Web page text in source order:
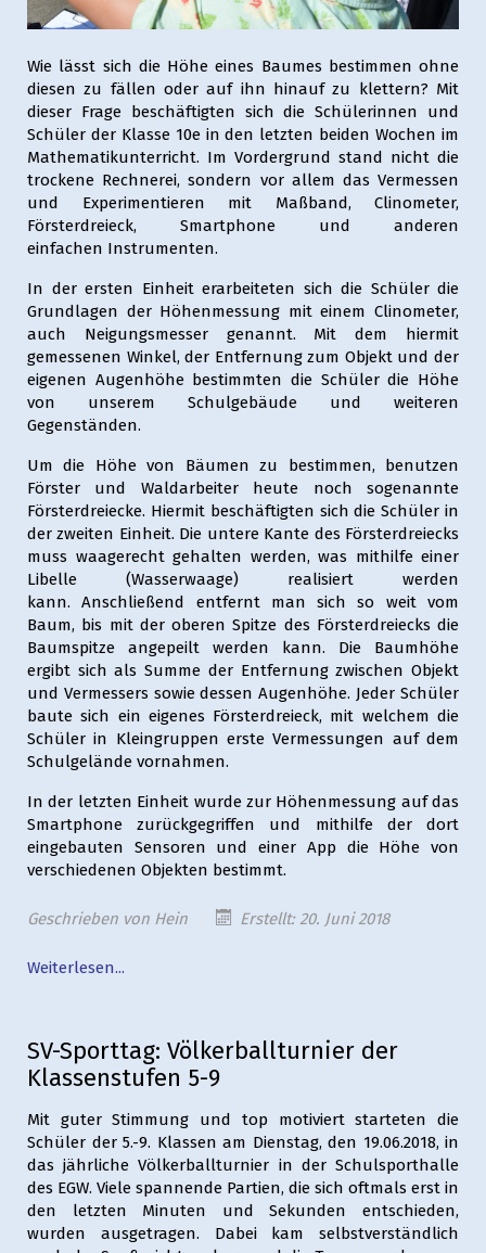
Wie lässt sich die Höhe eines Baumes bestimmen ohne
diesen zu fällen oder auf ihn hinauf zu klettern? Mit
dieser Frage beschäftigten sich die Schülerinnen und
Schüler der Klasse 10e in den letzten beiden Wochen im
Mathematikunterricht. Im Vordergrund stand nicht die
trockene Rechnerei, sondern vor allem das Vermessen
und Experimentieren mit Maßband, Clinometer,
Försterdreieck, Smartphone und anderen
einfachen Instrumenten.
In der ersten Einheit erarbeiteten sich die Schüler die
Grundlagen der Höhenmessung mit einem Clinometer,
auch Neigungsmesser genannt. Mit dem hiermit
gemessenen Winkel, der Entfernung zum Objekt und der
eigenen Augenhöhe bestimmten die Schüler die Höhe
von unserem Schulgebäude und weiteren
Gegenständen.
Um die Höhe von Bäumen zu bestimmen, benutzen
Förster und Waldarbeiter heute noch sogenannte
Försterdreiecke. Hiermit beschäftigten sich die Schüler in
der zweiten Einheit. Die untere Kante des Försterdreiecks
muss waagerecht gehalten werden, was mithilfe einer
Libelle (Wasserwaage) realisiert werden
kann. Anschließend entfernt man sich so weit vom
Baum, bis mit der oberen Spitze des Försterdreiecks die
Baumspitze angepeilt werden kann. Die Baumhöhe
ergibt sich als Summe der Entfernung zwischen Objekt
und Vermessers sowie dessen Augenhöhe. Jeder Schüler
baute sich ein eigenes Försterdreieck, mit welchem die
Schüler in Kleingruppen erste Vermessungen auf dem
Schulgelände vornahmen.
In der letzten Einheit wurde zur Höhenmessung auf das
Smartphone zurückgegriffen und mithilfe der dort
eingebauten Sensoren und einer App die Höhe von
verschiedenen Objekten bestimmt.
Geschrieben von Hein Erstellt: 20. Juni 2018
Weiterlesen...
SV-Sporttag: Völkerballturnier der
Klassenstufen 5-9
Mit guter Stimmung und top motiviert starteten die
Schüler der 5.-9. Klassen am Dienstag, den 19.06.2018, in
das jährliche Völkerballturnier in der Schulsporthalle
des EGW. Viele spannende Partien, die sich oftmals erst in
den letzten Minuten und Sekunden entschieden,
wurden ausgetragen. Dabei kam selbstverständlich